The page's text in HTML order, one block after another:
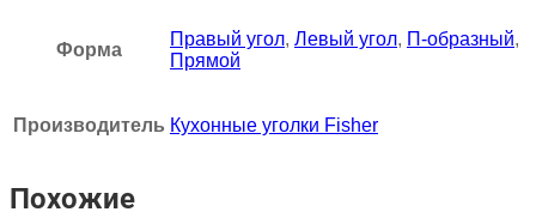
Форма
Правый угол, Левый угол, П-образный,
Прямой
Производитель Кухонные уголки Fisher
Похожие